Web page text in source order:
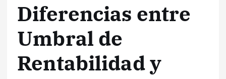
Diferencias entre
Umbral de
Rentabilidad y